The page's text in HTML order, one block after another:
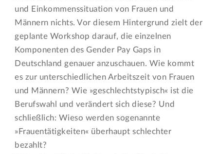
und Einkommenssituation von Frauen und
Männern nichts. Vor diesem Hintergrund zielt der
geplante Workshop darauf, die einzelnen
Komponenten des Gender Pay Gaps in
Deutschland genauer anzuschauen. Wie kommt
es zur unterschiedlichen Arbeitszeit von Frauen
und Männern? Wie »geschlechtstypisch« ist die
Berufswahl und verändert sich diese? Und
schließlich: Wieso werden sogenannte
»Frauentätigkeiten« überhaupt schlechter
bezahlt?